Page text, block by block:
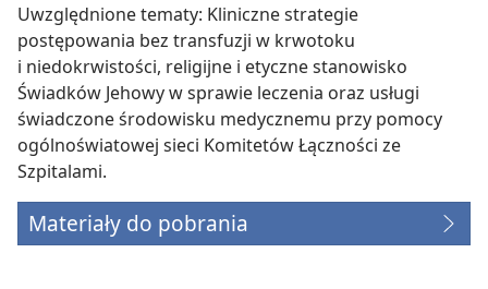
Uwzględnione tematy: Kliniczne strategie
postępowania bez transfuzji w krwotoku
i niedokrwistości, religijne i etyczne stanowisko
Świadków Jehowy w sprawie leczenia oraz usługi
świadczone środowisku medycznemu przy pomocy
ogólnoświatowej sieci Komitetów Łączności ze
Szpitalami.
Materiały do pobrania